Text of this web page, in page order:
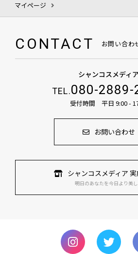
マイページ
CONTACT お問い合わ
シャンコスメディア
TEL.080-2889-
受付時間 平日 9:00 -
お問い合わせ
シャンコスメディア
明日のあなたを今日より美し